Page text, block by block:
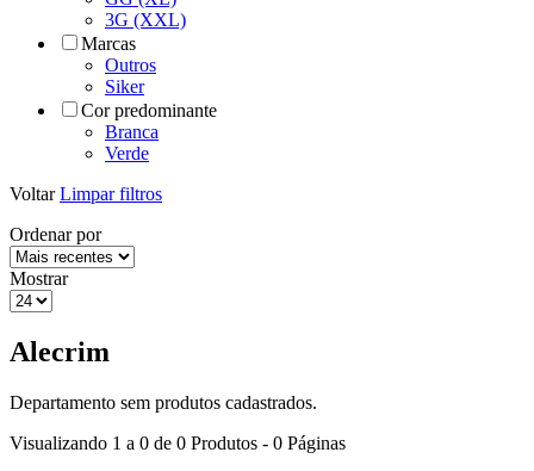
3G (XXL)
Marcas
Outros
Siker
Cor predominante
Branca
Verde
Voltar Limpar filtros
Ordenar por
Mostrar
Alecrim
Departamento sem produtos cadastrados.
Visualizando 1 a 0 de 0 Produtos - 0 Páginas